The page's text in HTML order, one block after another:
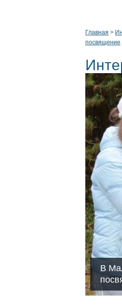
Главная >
посвящение
В